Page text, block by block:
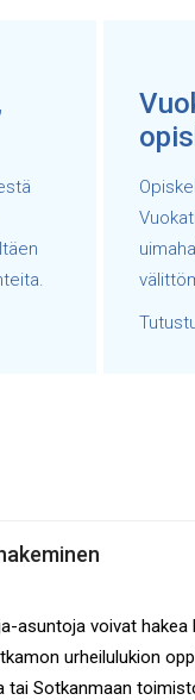
asuntoja voivat hakea
urheilulukion
tai Sotkanmaan